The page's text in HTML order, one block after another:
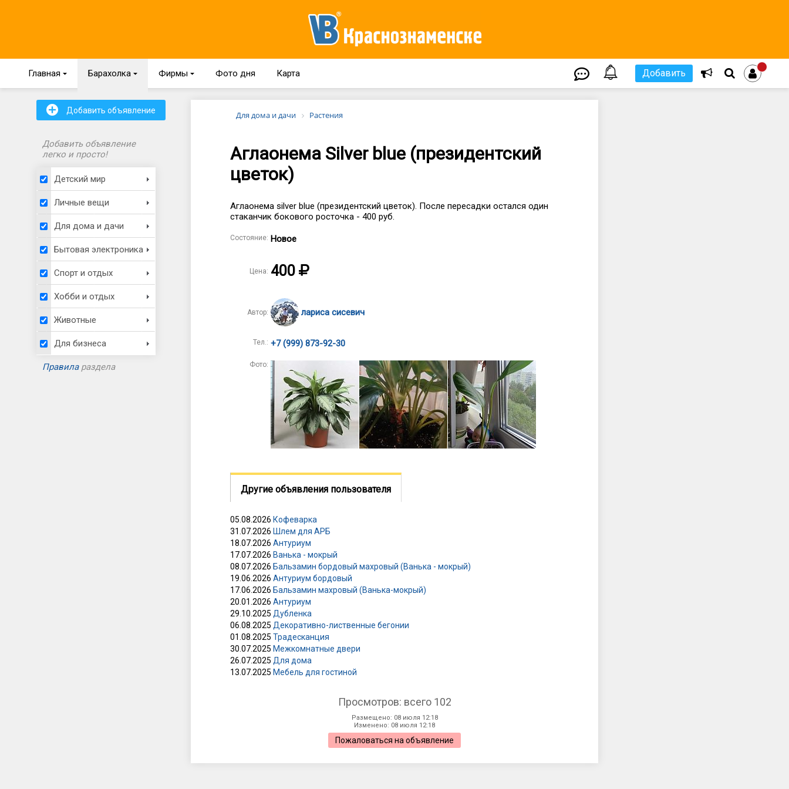
Главная { Барахолка { Фирмы { Фото дня Карта Добавить
+ Добавить объявление
Добавить объявление
легко и просто!
Детский мир
Личные вещи
Для дома и дачи
Бытовая электроника
Спорт и отдых
Хобби и отдых
Животные
Для бизнеса
Правилараздела
Для дома и дачи Растения
Аглаонема Silver blue (президентский
цветок)
Аглаонема silver blue (президентский цветок). После пересадки остался один
стаканчик бокового росточка - 400 руб.
Состояние: Новое
Цена: 400
Автор: лариса сисевич
Тел.: +7 (999) 873-92-30
Фото:
Другие объявления пользователя
05.08.2026 Кофеварка
31.07.2026 Шлем для АРБ
18.07.2026 Антуриум
17.07.2026 Ванька - мокрый
08.07.2026 Бальзамин бордовый махровый (Ванька - мокрый)
19.06.2026 Антуриум бордовый
17.06.2026 Бальзамин махровый (Ванька-мокрый)
20.01.2026 Антуриум
29.10.2025 Дубленка
06.08.2025 Декоративно-лиственные бегонии
01.08.2025 Традесканция
30.07.2025 Межкомнатные двери
26.07.2025 Для дома
13.07.2025 Мебель для гостиной
Просмотров: всего 102
Размещено: 08 июля 12:18
Изменено: 08 июля 12:18
Пожаловаться на объявление